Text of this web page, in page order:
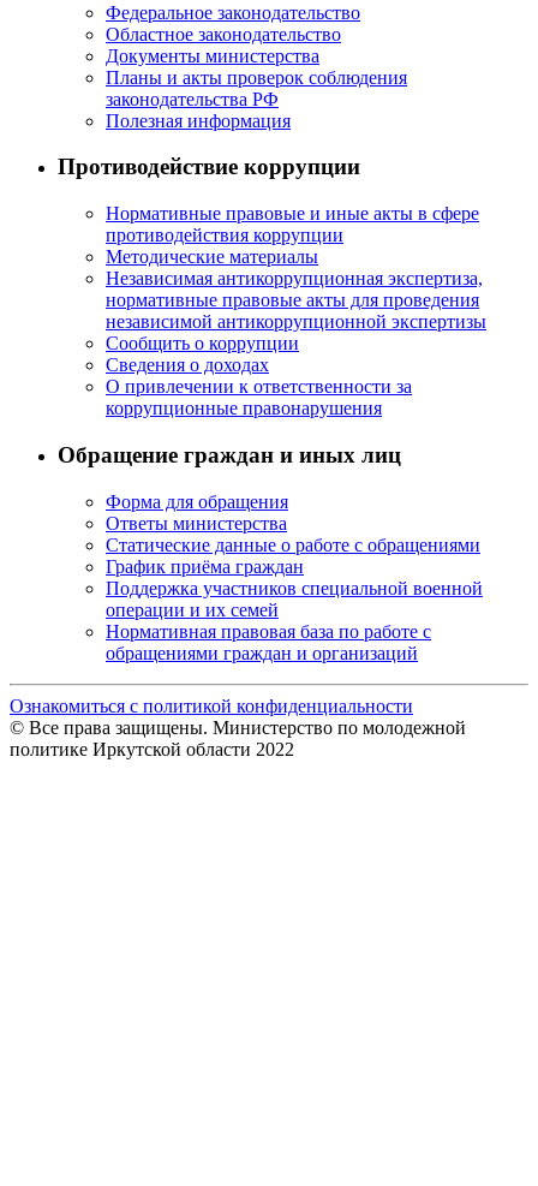
Федеральное законодательство
Областное законодательство
Документы министерства
Планы и акты проверок соблюдения
законодательства РФ
Полезная информация
Противодействие коррупции
Нормативные правовые и иные акты в сфере
противодействия коррупции
Методические материалы
Независимая антикоррупционная экспертиза,
нормативные правовые акты для проведения
независимой антикоррупционной экспертизы
Сообщить о коррупции
Сведения о доходах
О привлечении к ответственности за
коррупционные правонарушения
Обращение граждан и иных лиц
Форма для обращения
Ответы министерства
Статические данные о работе с обращениями
График приёма граждан
Поддержка участников специальной военной
операции и их семей
Нормативная правовая база по работе с
обращениями граждан и организаций
Ознакомиться с политикой конфиденциальности
© Все права защищены. Министерство по молодежной
политике Иркутской области 2022